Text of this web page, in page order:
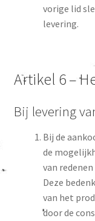
vorige lid
levering.
Artikel 6 –
Bij levering
Bij de
de
van
Deze
van het
door de